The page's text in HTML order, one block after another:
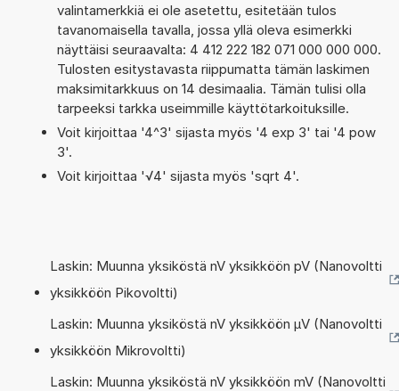
valintamerkkiä ei ole asetettu, esitetään tulos
tavanomaisella tavalla, jossa yllä oleva esimerkki
näyttäisi seuraavalta: 4 412 222 182 071 000 000 000.
Tulosten esitystavasta riippumatta tämän laskimen
maksimitarkkuus on 14 desimaalia. Tämän tulisi olla
tarpeeksi tarkka useimmille käyttötarkoituksille.
Voit kirjoittaa '4^3' sijasta myös '4 exp 3' tai '4 pow
3'.
Voit kirjoittaa '√4' sijasta myös 'sqrt 4'.
Laskin: Muunna yksiköstä nV yksikköön pV (Nanovoltti
yksikköön Pikovoltti)
Laskin: Muunna yksiköstä nV yksikköön µV (Nanovoltti
yksikköön Mikrovoltti)
Laskin: Muunna yksiköstä nV yksikköön mV (Nanovoltti